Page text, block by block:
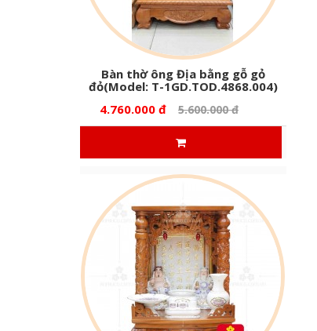
Bàn thờ ông Địa bằng gỗ gỏ
đỏ(Model: T-1GD.TOD.4868.004)
4.760.000 đ
5.600.000 đ